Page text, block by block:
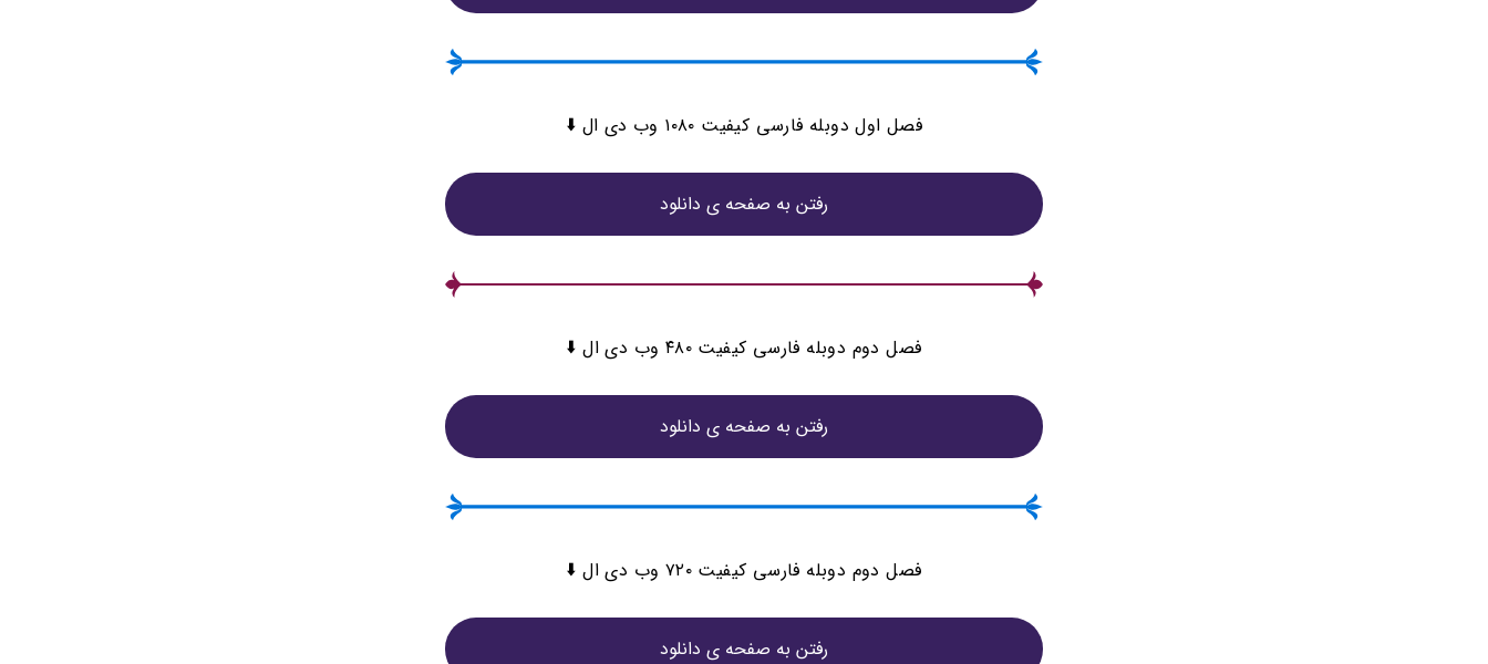
فصل اول دوبله فارسی کیفیت ۱۰۸۰ وب دی ال ⬇️
رفتن به صفحه ی دانلود
فصل دوم دوبله فارسی کیفیت ۴۸۰ وب دی ال ⬇️
رفتن به صفحه ی دانلود
فصل دوم دوبله فارسی کیفیت ۷۲۰ وب دی ال ⬇️
رفتن به صفحه ی دانلود